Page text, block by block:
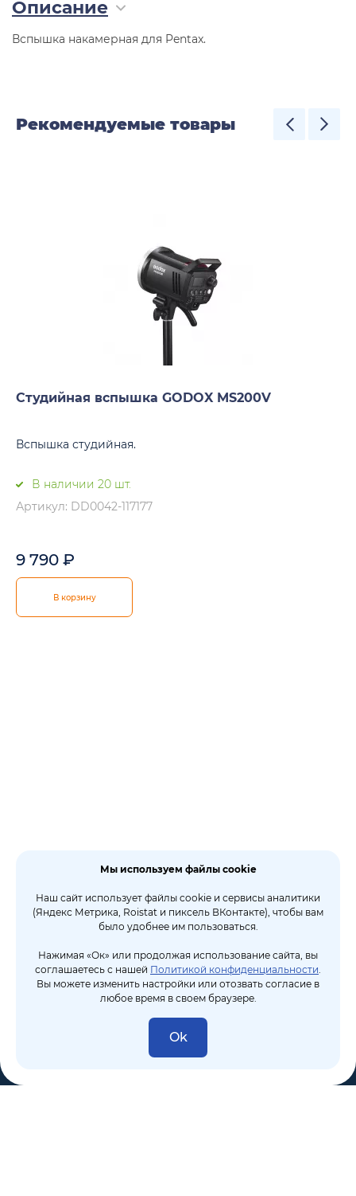
Описание
Вспышка накамерная для Pentax.
Рекомендуемые товары
Студийная вспышка GODOX MS200V
Вспышка студийная.
В наличии 20 шт.
Артикул: DD0042-117177
9 790 ₽
В корзину
Мы используем файлы cookie
Наш сайт использует файлы cookie и сервисы аналитики
(Яндекс Метрика, Roistat и пиксель ВКонтакте), чтобы вам
было удобнее им пользоваться.
Нажимая «Ок» или продолжая использование сайта, вы
соглашаетесь с нашей Политикой конфиденциальности.
Вы можете изменить настройки или отозвать согласие в
любое время в своем браузере.
Ok